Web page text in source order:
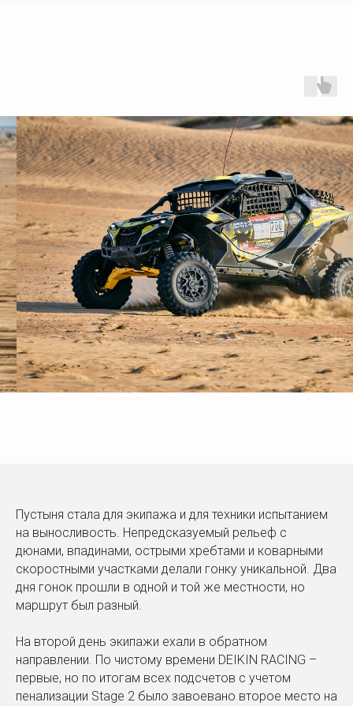
Пустыня стала для экипажа и для техники испытанием
на выносливость. Непредсказуемый рельеф с
дюнами, впадинами, острыми хребтами и коварными
скоростными участками делали гонку уникальной. Два
дня гонок прошли в одной и той же местности, но
маршрут был разный.
На второй день экипажи ехали в обратном
направлении. По чистому времени DEIKIN RACING –
первые, но по итогам всех подсчетов с учетом
пенализации Stage 2 было завоевано второе место на